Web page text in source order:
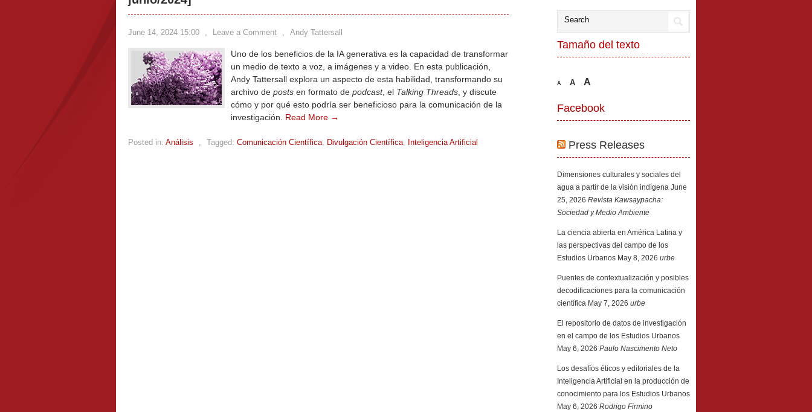
June 14, 2024 15:00 , Leave a Comment , Andy Tattersall
Uno de los beneficios de la IA generativa es la capacidad de transformar
un medio de texto a voz, a imágenes y a video. En esta publicación,
Andy Tattersall explora un aspecto de esta habilidad, transformando su
archivo de posts en formato de podcast, el Talking Threads , y discute
cómo y por qué esto podría ser beneficioso para la comunicación de la
investigación. Read More →
Posted in: Análisis , Tagged: Comunicación Científica, Divulgación Científica, Inteligencia Artificial
Tamaño del texto
A A A
Facebook
Press Releases
Dimensiones culturales y sociales del
agua a partir de la visión indígena June
25, 2026 Revista Kawsaypacha:
Sociedad y Medio Ambiente
La ciencia abierta en América Latina y
las perspectivas del campo de los
Estudios Urbanos May 8, 2026 urbe
Puentes de contextualización y posibles
decodificaciones para la comunicación
científica May 7, 2026 urbe
El repositorio de datos de investigación
en el campo de los Estudios Urbanos
May 6, 2026 Paulo Nascimento Neto
Los desafíos éticos y editoriales de la
Inteligencia Artificial en la producción de
conocimiento para los Estudios Urbanos
May 6, 2026 Rodrigo Firmino